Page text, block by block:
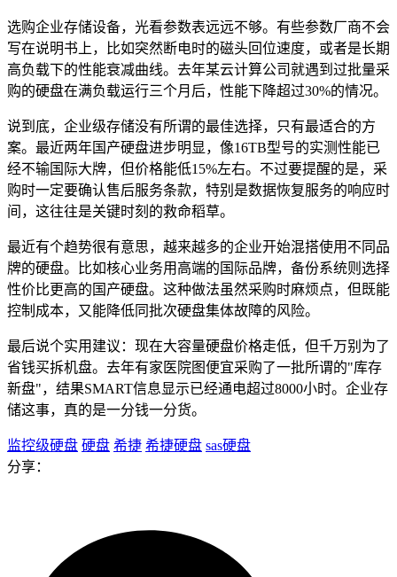
选购企业存储设备，光看参数表远远不够。有些参数厂商不会
写在说明书上，比如突然断电时的磁头回位速度，或者是长期
高负载下的性能衰减曲线。去年某云计算公司就遇到过批量采
购的硬盘在满负载运行三个月后，性能下降超过30%的情况。
说到底，企业级存储没有所谓的最佳选择，只有最适合的方
案。最近两年国产硬盘进步明显，像16TB型号的实测性能已
经不输国际大牌，但价格能低15%左右。不过要提醒的是，采
购时一定要确认售后服务条款，特别是数据恢复服务的响应时
间，这往往是关键时刻的救命稻草。
最近有个趋势很有意思，越来越多的企业开始混搭使用不同品
牌的硬盘。比如核心业务用高端的国际品牌，备份系统则选择
性价比更高的国产硬盘。这种做法虽然采购时麻烦点，但既能
控制成本，又能降低同批次硬盘集体故障的风险。
最后说个实用建议：现在大容量硬盘价格走低，但千万别为了
省钱买拆机盘。去年有家医院图便宜采购了一批所谓的"库存
新盘"，结果SMART信息显示已经通电超过8000小时。企业存
储这事，真的是一分钱一分货。
监控级硬盘 硬盘 希捷 希捷硬盘 sas硬盘
分享：